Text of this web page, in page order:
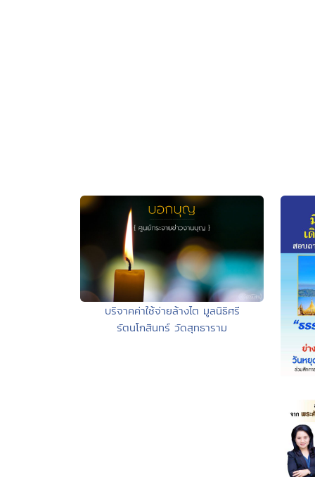
บริจาคค่าใช้จ่ายล้างไต มูลนิธิศรี
รัตนโกสินทร์ วัดสุทธาราม